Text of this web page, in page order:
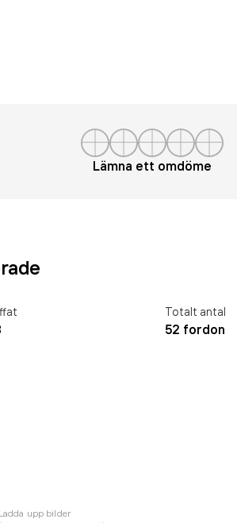
Lämna ett omdöme
Totalt antal
52 fordon
Ladda upp bilder